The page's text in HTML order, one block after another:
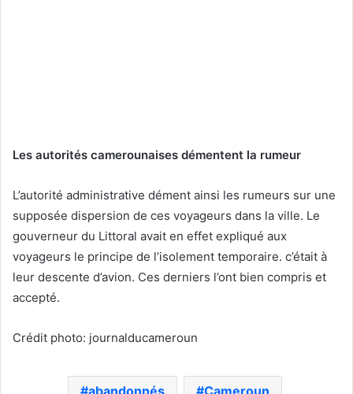
Les autorités camerounaises démentent la rumeur
L’autorité administrative dément ainsi les rumeurs sur une
supposée dispersion de ces voyageurs dans la ville. Le
gouverneur du Littoral avait en effet expliqué aux
voyageurs le principe de l’isolement temporaire. c’était à
leur descente d’avion. Ces derniers l’ont bien compris et
accepté.
Crédit photo: journalducameroun
abandonnés Cameroun